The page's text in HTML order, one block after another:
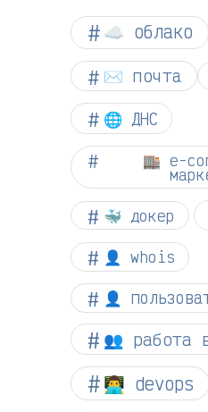
☁︎ облако
✉️ почта
🌐 ДНС
🏬 e-
🐳 докер
👤 whois
👤
👥 работа
👨‍💻 devops